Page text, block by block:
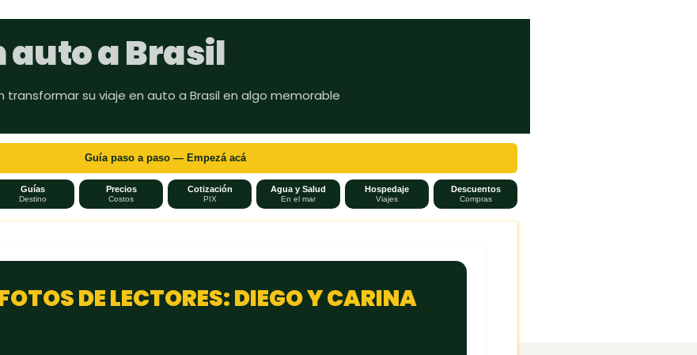
Ir al contenido principal
auto a Brasil
transformar su viaje en auto a Brasil en algo memorable
Guía paso a paso — Empezá acá
Guías
Destino
Precios
Costos
Cotización
PIX
Agua y Salud
En el mar
Hospedaje
Viajes
Descuentos
Compras
DE LECTORES: DIEGO Y CARINA